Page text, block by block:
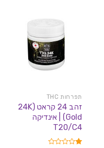
תפרחות THC
זהב 24 קראט (24K
Gold) | אינדיקה
T20/C4